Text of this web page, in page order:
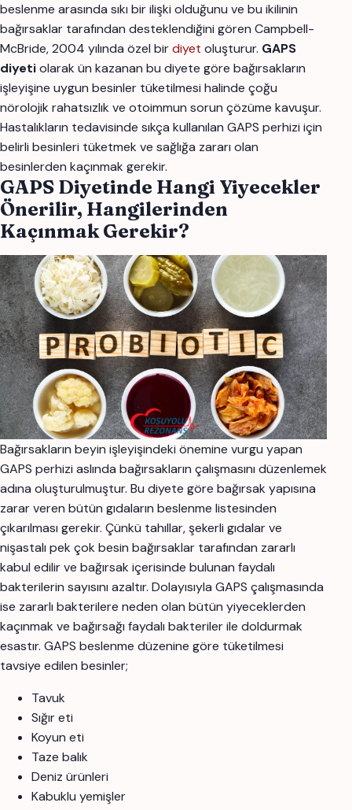
beslenme arasında sıkı bir ilişki olduğunu ve bu ikilinin
bağırsaklar tarafından desteklendiğini gören Campbell-
McBride, 2004 yılında özel birdiyet oluşturur. GAPS
diyetiolarak ün kazanan bu diyete göre bağırsakların
işleyişine uygun besinler tüketilmesi halinde çoğu
nörolojik rahatsızlık ve otoimmun sorun çözüme kavuşur.
Hastalıkların tedavisinde sıkça kullanılan GAPS perhizi için
belirli besinleri tüketmek ve sağlığa zararı olan
besinlerden kaçınmak gerekir.
GAPS Diyetinde Hangi Yiyecekler
Önerilir, Hangilerinden
Kaçınmak Gerekir?
Bağırsakların beyin işleyişindeki önemine vurgu yapan
GAPS perhizi aslında bağırsakların çalışmasını düzenlemek
adına oluşturulmuştur. Bu diyete göre bağırsak yapısına
zarar veren bütün gıdaların beslenme listesinden
çıkarılması gerekir. Çünkü tahıllar, şekerli gıdalar ve
nişastalı pek çok besin bağırsaklar tarafından zararlı
kabul edilir ve bağırsak içerisinde bulunan faydalı
bakterilerin sayısını azaltır. Dolayısıyla GAPS çalışmasında
ise zararlı bakterilere neden olan bütün yiyeceklerden
kaçınmak ve bağırsağı faydalı bakteriler ile doldurmak
esastır. GAPS beslenme düzenine göre tüketilmesi
tavsiye edilen besinler;
Tavuk
Sığır eti
Koyun eti
Taze balık
Deniz ürünleri
Kabuklu yemişler